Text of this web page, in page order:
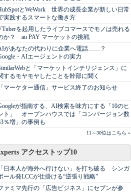
とWeWork 世界の成長企業が新しい日常
実践するスマートな働き方
を起用したライブコマースでモノは売れる
か？ au PAY マーケットの挑戦
があなたの代わりに企業へ電話……？
・AIエージェントの実力
と「マーケットインテリジェンス」に
するモヤモヤしたことを幹部に聞く
「マーケター通信」サービス終了のお知らせ
が指南する、AI検索を味方にする「10のヒ
ト」 オープンハウスでは「コンバージョン数
％増」の事例も
11～30位はこちら »
アクセストップ10
「日本人が海外へ行けない」を打ち破る シンガ
ール発LCCが仕掛ける“逆張り戦略”
ァミマ先行の「広告ビジネス」にセブンが参